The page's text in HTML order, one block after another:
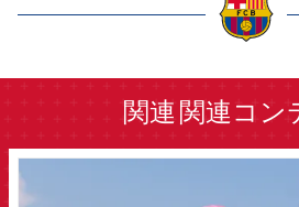
関連 関連コン
FCB